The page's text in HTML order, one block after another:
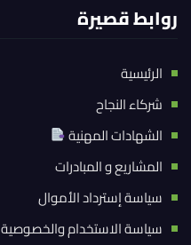
روابط قصيرة
الرئيسية
شركاء النجاح
الشهادات المهنية
المشاريع و المبادرات
سياسة إسترداد الأموال
سياسة الاستخدام والخصوصية